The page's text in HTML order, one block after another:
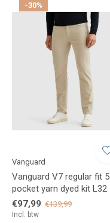
-30%
Vanguard
Vanguard V7 regular fit 5
pocket yarn dyed kit L32
€97,99 €139,99
Incl. btw